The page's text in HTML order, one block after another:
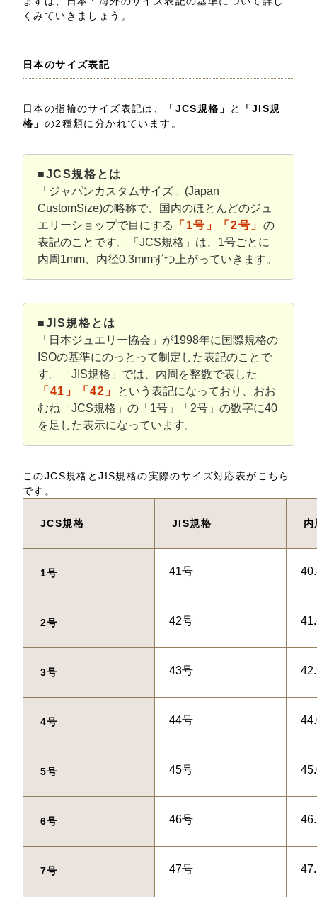
くみていきましょう。
日本のサイズ表記
日本の指輪のサイズ表記は、 「JCS規格」 と
「JIS規
格」 の2種類に分かれています。
■JCS規格とは
「ジャパンカスタムサイズ」(Japan
CustomSize)の略称で、国内のほとんどのジュ
エリーショップで目にする
「1号」「2号」 の
表記のことです。「JCS規格」は、1号ごとに
内周1mm、内径0.3mmずつ上がっていきます。
■JIS規格とは
「日本ジュエリー協会」が1998年に国際規格の
ISOの基準にのっとって制定した表記のことで
す。「JIS規格」では、内周を整数で表した
「41」「42」
という表記になっており、おお
むね「JCS規格」の「1号」「2号」の数字に40
を足した表示になっています。
このJCS規格とJIS規格の実際のサイズ対応表がこちら
です。
JCS規格 JIS規格
1号 41号
2号 42号
3号 43号
4号 44号
5号 45号
6号 46号
7号 47号